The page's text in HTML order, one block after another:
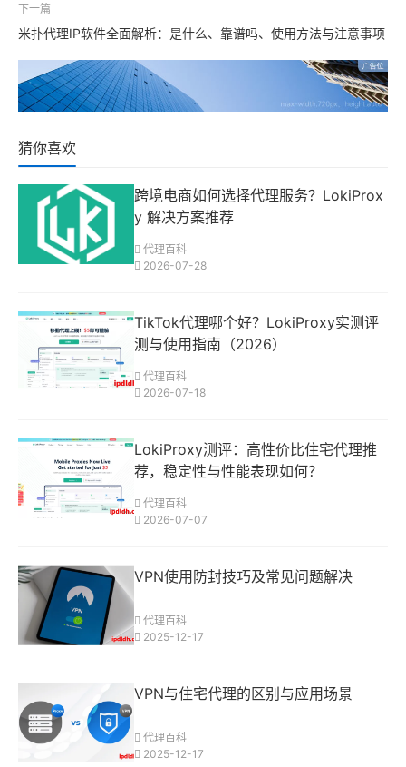
下一篇
米扑代理IP软件全面解析：是什么、靠谱吗、使用方法与注意事项
猜你喜欢
跨境电商如何选择代理服务？LokiProx
y 解决方案推荐
代理百科
2026-07-28
TikTok代理哪个好？LokiProxy实测评
测与使用指南（2026）
代理百科
2026-07-18
LokiProxy测评：高性价比住宅代理推
荐，稳定性与性能表现如何？
代理百科
2026-07-07
VPN使用防封技巧及常见问题解决
代理百科
2025-12-17
VPN与住宅代理的区别与应用场景
代理百科
2025-12-17